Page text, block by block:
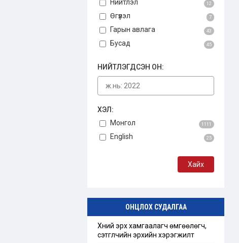
Нийтлэл 12
Өгүүлэл 7
Гарын авлага 43
Бусад 45
НИЙТЛЭГДСЭН ОН:
ХЭЛ:
Монгол
1111
English 25
ОНЦЛОХ СУДАЛГАА
Хүний эрх хамгаалагч өмгөөлөгч,
сэтгүүлчийн эрхийн хэрэгжилт